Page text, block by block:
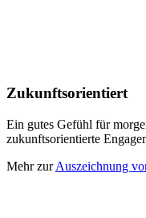
Zukunftsorientiert
Ein gutes Gefühl für
zukunftsorientierte
Mehr zurAuszeichnung